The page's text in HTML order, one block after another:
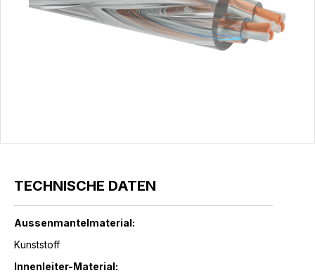
TECHNISCHE DATEN
Aussenmantelmaterial:
Kunststoff
Innenleiter-Material: